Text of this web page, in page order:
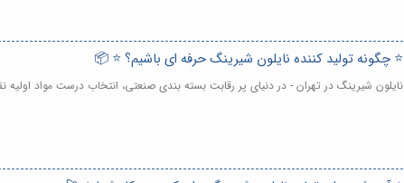
⭐️ چگونه تولید کننده نایلون شیرینگ حرفه ای باشیم؟ ⭐️ 📦
نایلون شیرینگ در تهران - در دنیای پر رقابت بسته بندی صنعتی، انتخاب درست مواد